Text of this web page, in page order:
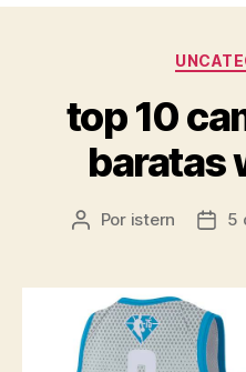
top 10
baratas
Autor
entrada
Por istern 5